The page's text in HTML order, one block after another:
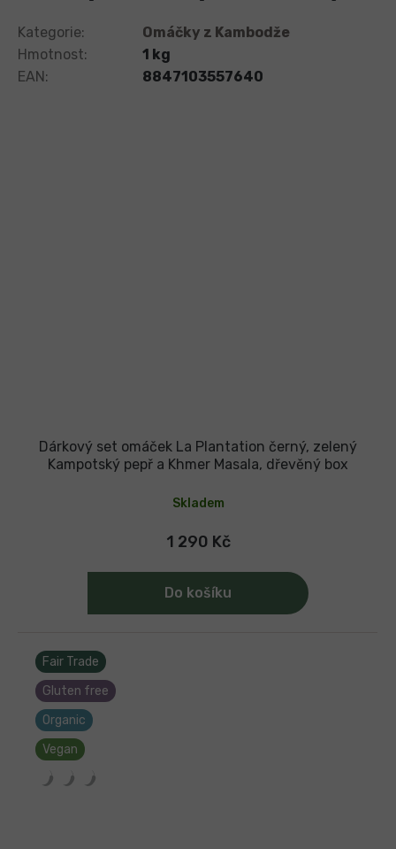
Kategorie:
Omáčky z Kambodže
Hmotnost:
1 kg
EAN : 8847103557640
Dárkový set omáček La Plantation černý, zelený
Kampotský pepř a Khmer Masala, dřevěný box
Skladem
1 290 Kč
Do košíku
Fair Trade
Gluten free
Organic
Vegan